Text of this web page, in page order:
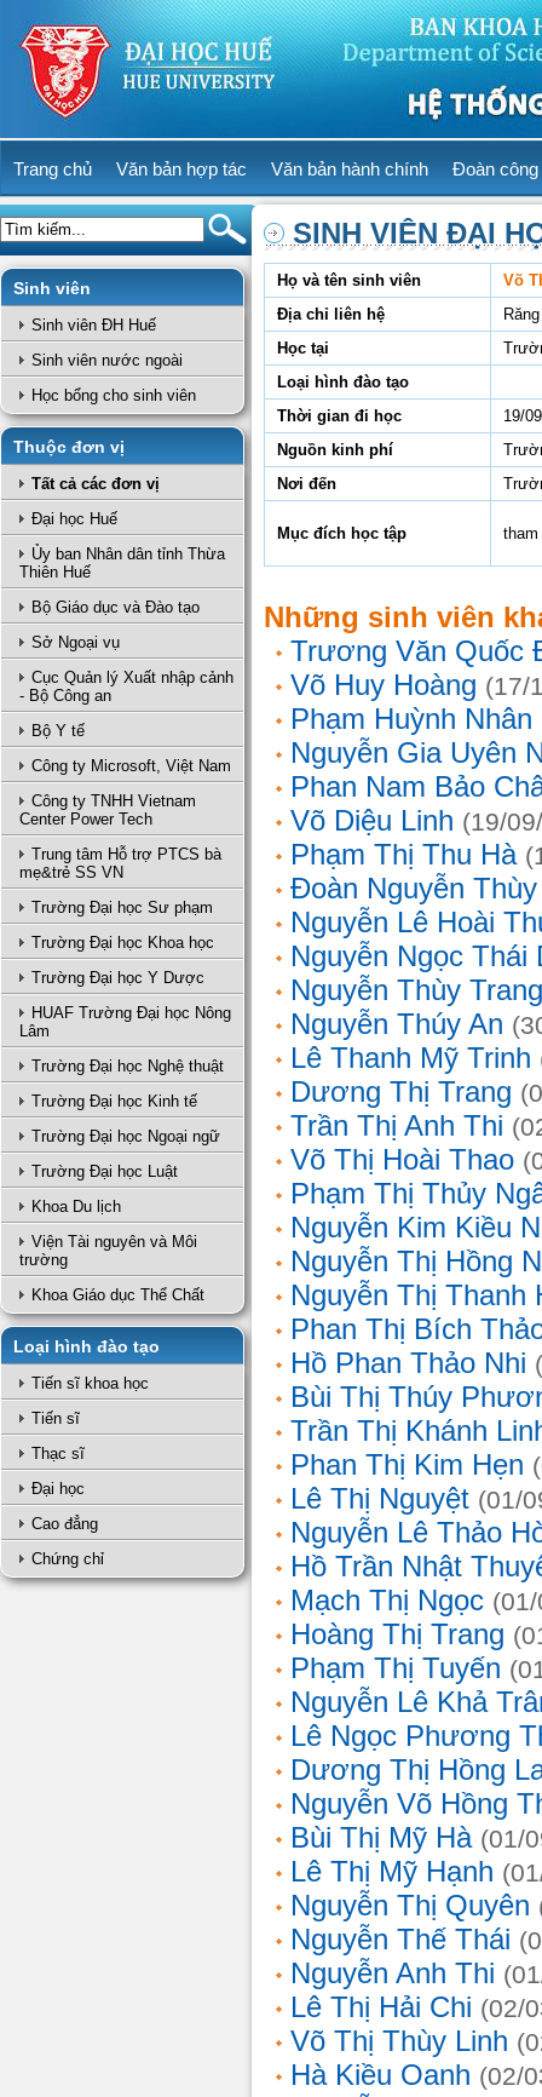
Trang chủ Văn bản hợp tác Văn bản hành chính Đoàn công
Sinh viên
Sinh viên ĐH Huế
Sinh viên nước ngoài
Học bổng cho sinh viên
Thuộc đơn vị
Tất cả các đơn vị
Đại học Huế
Ủy ban Nhân dân tỉnh Thừa
Thiên Huế
Bộ Giáo dục và Đào tạo
Sở Ngoại vụ
Cục Quản lý Xuất nhập cảnh
- Bộ Công an
Bộ Y tế
Công ty Microsoft, Việt Nam
Công ty TNHH Vietnam
Center Power Tech
Trung tâm Hỗ trợ PTCS bà
mẹ&trẻ SS VN
Trường Đại học Sư phạm
Trường Đại học Khoa học
Trường Đại học Y Dược
HUAF Trường Đại học Nông
Lâm
Trường Đại học Nghệ thuật
Trường Đại học Kinh tế
Trường Đại học Ngoại ngữ
Trường Đại học Luật
Khoa Du lịch
Viện Tài nguyên và Môi
trường
Khoa Giáo dục Thể Chất
Loại hình đào tạo
Tiến sĩ khoa học
Tiến sĩ
Thạc sĩ
Đại học
Cao đẳng
Chứng chỉ
SINH VIÊN ĐẠI
Họ và tên sinh viên
Võ
Địa chỉ liên hệ
Học tại
Loại hình đào tạo
Thời gian đi học
19/
Nguồn kinh phí
Nơi đến
Mục đích học tập
Những sinh viên
Trương Văn Quốc
Võ Huy Hoàng (17/
Phạm Huỳnh Nhân
Nguyễn Gia Uyên
Phan Nam Bảo
Võ Diệu Linh (19/
Phạm Thị Thu Hà
Đoàn Nguyễn
Nguyễn Lê Hoài
Nguyễn Ngọc Thái
Nguyễn Thùy Trang
Nguyễn Thúy An
Lê Thanh Mỹ Trinh
Dương Thị Trang
Trần Thị Anh Thi
Võ Thị Hoài Thao
Phạm Thị Thủy
Nguyễn Kim Kiều
Nguyễn Thị Hồng
Nguyễn Thị Thanh
Phan Thị Bích
Hồ Phan Thảo Nhi
Bùi Thị Thúy
Trần Thị Khánh
Phan Thị Kim Hẹn
Lê Thị Nguyệt (01/
Nguyễn Lê Thảo
Hồ Trần Nhật
Mạch Thị Ngọc
Hoàng Thị Trang
Phạm Thị Tuyến
Nguyễn Lê Khả
Lê Ngọc Phương
Dương Thị Hồng
Nguyễn Võ Hồng
Bùi Thị Mỹ Hà (01/
Lê Thị Mỹ Hạnh
Nguyễn Thị Quyên
Nguyễn Thế Thái
Nguyễn Anh Thi
Lê Thị Hải Chi (02/
Võ Thị Thùy Linh
Hà Kiều Oanh (02/